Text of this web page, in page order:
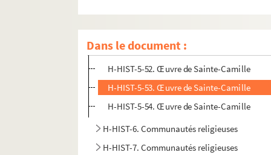
Dans le document :
H-HIST-5-50. Frères de la doctrine
H-HIST-5-51. Orphelinat Saint-Gabriel de
H-HIST-5-52. Œuvre de Sainte-Camille
H-HIST-5-53. Œuvre de Sainte-Camille
H-HIST-5-54. Œuvre de Sainte-Camille
H-HIST-6. Communautés religieuses
H-HIST-7. Communautés religieuses